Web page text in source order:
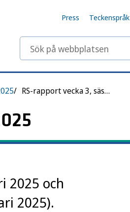
Press Teckenspråk
Sök på webbplatsen
RS-rapport vecka 3, säsong 2024/2025
2025 och
2025).